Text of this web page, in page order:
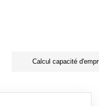
Calcul capacité